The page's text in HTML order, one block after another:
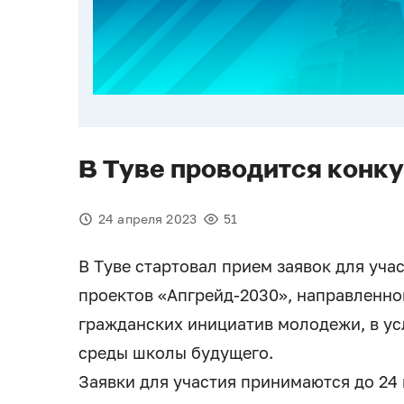
В Туве проводится
24 апреля 2023 51
В Туве стартовал прием заявок для
проектов «Апгрейд-2030»,
гражданских инициатив молодежи, в
среды школы будущего.
Заявки для участия принимаются до